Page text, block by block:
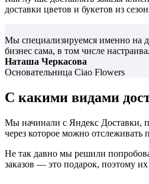
доставки цветов и букетов из
Мы специализируемся именно на
бизнес сама, в том числе
Наташа Черкасова
Основательница Ciao Flowers
С какими видами
Мы начинали с Яндекс Доставки,
через которое можно
Не так давно мы решили
заказов — это подарок, поэтому